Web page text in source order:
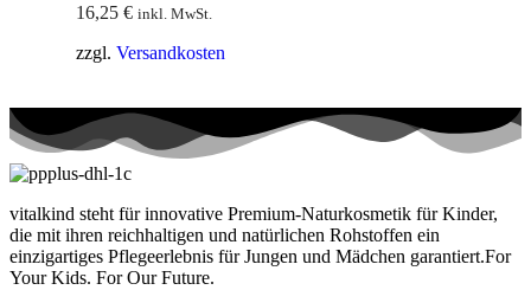
16,25 € inkl. MwSt.
zzgl. Versandkosten
vitalkind steht für innovative Premium-Naturkosmetik für Kinder,
die mit ihren reichhaltigen und natürlichen Rohstoffen ein
einzigartiges Pflegeerlebnis für Jungen und Mädchen garantiert.For
Your Kids. For Our Future.